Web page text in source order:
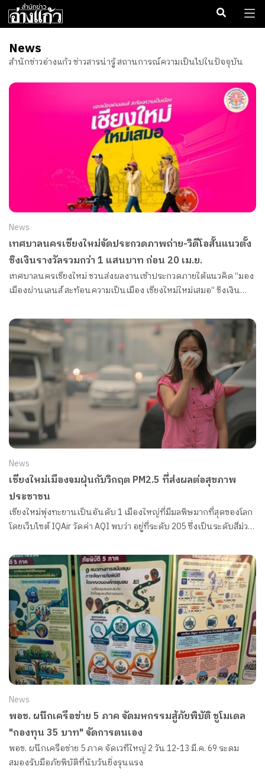
News
สำนักข่าวอ่างแก้ว ข่าวสารน่ารู้ สถานการณ์ความเป็นไปในปัจจุบัน
News
เทศบาลนครเชียงใหม่จัดประกวดภาพถ่าย-วิดีโอสั้นแนวตั้ง
ชิงเงินรางวัลรวมกว่า 1 แสนบาท ก่อน 20 เม.ย.
เทศบาลนครเชียงใหม่ ชวนส่งผลงานเข้าประกวดภายใต้แนวคิด “มอง
เมืองผ่านเลนส์ สะท้อนความเป็นเมือง เชียงใหม่ใหม่เสมอ” ชิงเงิน
News
เชียงใหม่เมืองจมฝุ่นกับวิกฤต PM2.5 ที่ส่งผลต่อสุขภาพ
ประชาชน
เชียงใหม่พุ่งทะยานเป็นอันดับ 1 เมืองใหญ่ที่มีมลพิษมากที่สุดของโลก
โดยเว็บไซต์ IQAir วัดค่า AQI พบว่า อยู่ที่ระดับ 205 ซึ่งเป็นระดับสีม่วง
News
พอช. ผนึกเครือข่าย 5 ภาค จัดมหกรรมสู้ภัยพิบัติ ชูโมเดล
"กองทุน 35 บาท" จัดการตนเอง
พอช. ผนึกเครือข่าย 5 ภาค จัดเวทีใหญ่ 2 วัน 12-13 มี.ค. 69 ระดม
สมองรับมือภัยพิบัติที่นับวันยิ่งรุนแรง